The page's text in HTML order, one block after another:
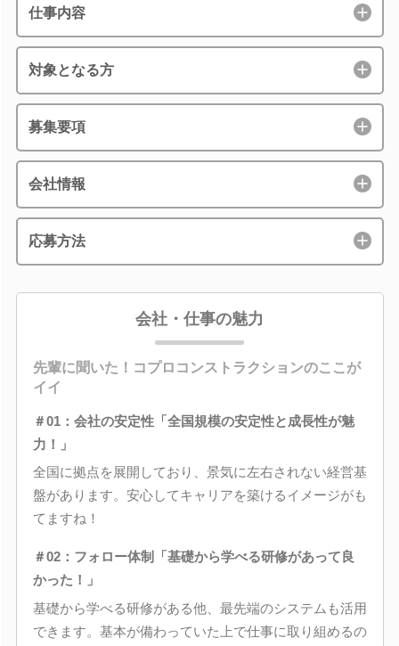
仕事内容
対象となる方
募集要項
会社情報
応募方法
会社・仕事の魅力
先輩に聞いた！コプロコンストラクションのここが
イイ
＃01：会社の安定性「全国規模の安定性と成長性が魅
力！」
全国に拠点を展開しており、景気に左右されない経営基
盤があります。安心してキャリアを築けるイメージがも
てますね！
＃02：フォロー体制「基礎から学べる研修があって良
かった！」
基礎から学べる研修がある他、最先端のシステムも活用
できます。基本が備わっていた上で仕事に取り組めるの